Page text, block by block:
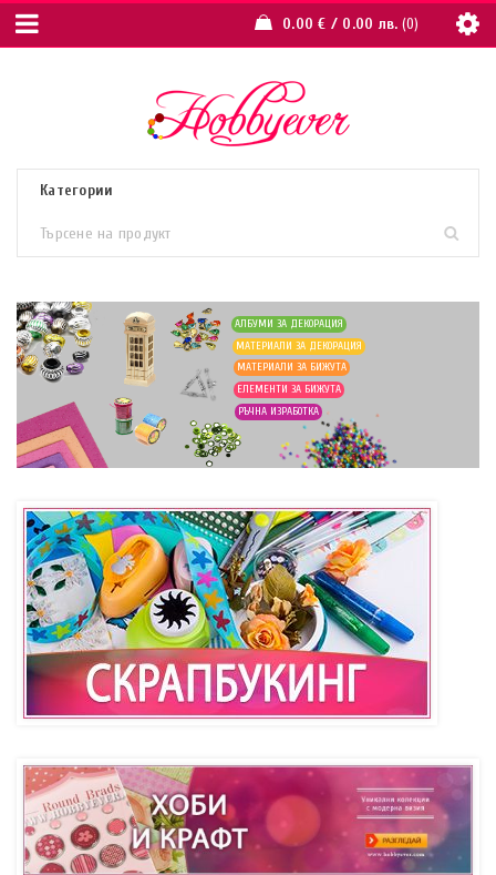
0.00€ / 0.00 лв. 0
АЛБУМИ ЗА ДЕКОРАЦИЯ
МАТЕРИАЛИ ЗА ДЕКОРАЦИЯ
МАТЕРИАЛИ ЗА БИЖУТА
ЕЛЕМЕНТИ ЗА БИЖУТА
РЪЧНА ИЗРАБОТКА